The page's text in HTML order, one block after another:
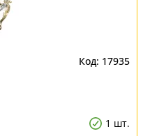
17935
1 шт.